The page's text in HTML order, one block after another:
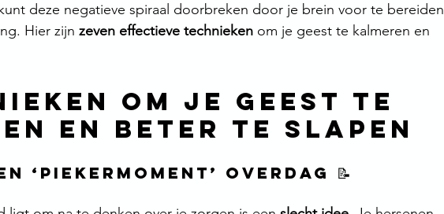
deze negatieve spiraal doorbreken door je brein voor te bereiden
Hier zijn zeven effectieve technieken om je geest te kalmeren en
om je Geest te
en Beter te slapen
‘Piekermoment’ Overdag 📝